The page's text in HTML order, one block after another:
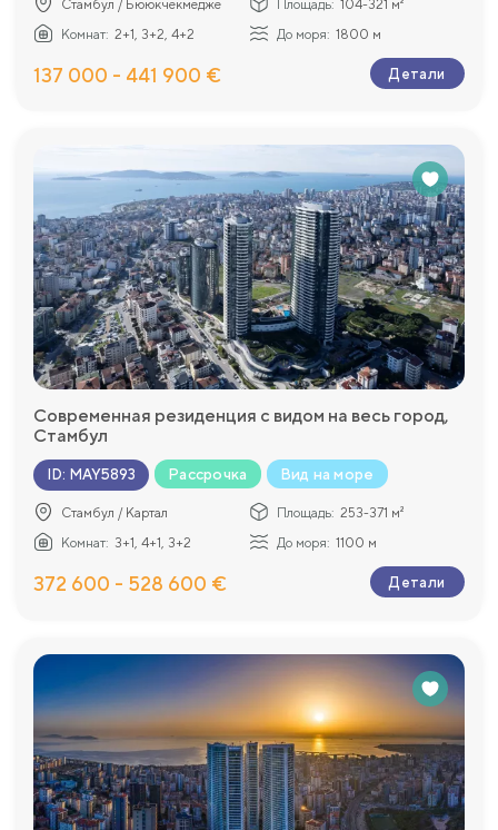
Стамбул / Бююкчекмедже Площадь: 104-321 м²
Комнат: 2+1, 3+2, 4+2 До моря: 1800 м
137 000 - 441 900 € Детали
Современная резиденция с видом на весь город,
Стамбул
ID: MAY5893 Рассрочка Вид на море
Стамбул / Картал Площадь: 253-371 м²
Комнат: 3+1, 4+1, 3+2 До моря: 1100 м
372 600 - 528 600 € Детали